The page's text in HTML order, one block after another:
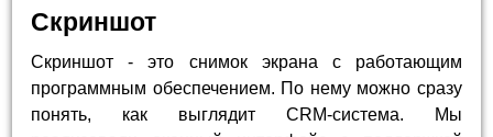
Скриншот
Скриншот - это снимок экрана с работающим
программным обеспечением. По нему можно сразу
понять, как выглядит CRM-система. Мы